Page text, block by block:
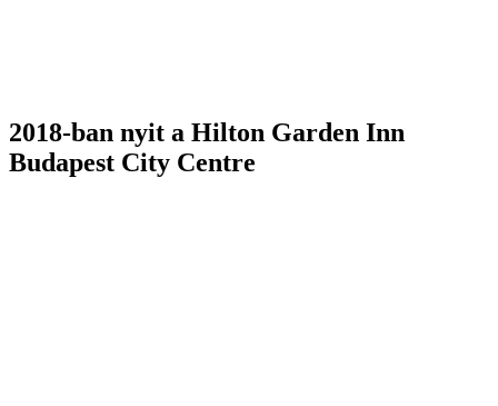
2018-ban nyit a Hilton Garden Inn
Budapest City Centre